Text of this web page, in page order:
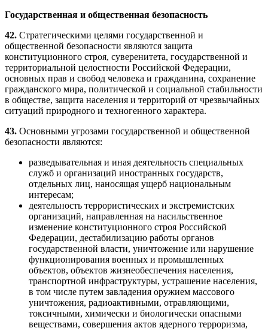
Государственная и общественная безопасность
42. Стратегическими целями государственной и
общественной безопасности являются защита
конституционного строя, суверенитета, государственной и
территориальной целостности Российской Федерации,
основных прав и свобод человека и гражданина, сохранение
гражданского мира, политической и социальной стабильности
в обществе, защита населения и территорий от чрезвычайных
ситуаций природного и техногенного характера.
43. Основными угрозами государственной и общественной
безопасности являются:
разведывательная и иная деятельность специальных
служб и организаций иностранных государств,
отдельных лиц, наносящая ущерб национальным
интересам;
деятельность террористических и экстремистских
организаций, направленная на насильственное
изменение конституционного строя Российской
Федерации, дестабилизацию работы органов
государственной власти, уничтожение или нарушение
функционирования военных и промышленных
объектов, объектов жизнеобеспечения населения,
транспортной инфраструктуры, устрашение населения,
в том числе путем завладения оружием массового
уничтожения, радиоактивными, отравляющими,
токсичными, химически и биологически опасными
веществами, совершения актов ядерного терроризма,